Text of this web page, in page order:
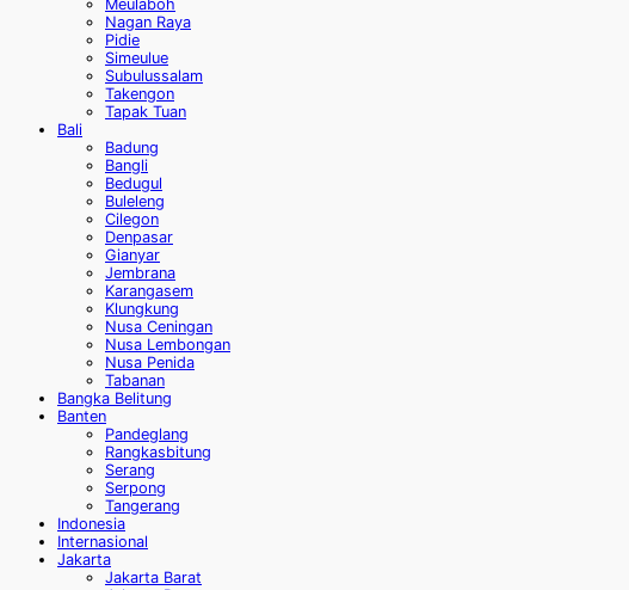
Meulaboh
Nagan Raya
Pidie
Simeulue
Subulussalam
Takengon
Tapak Tuan
Bali
Badung
Bangli
Bedugul
Buleleng
Cilegon
Denpasar
Gianyar
Jembrana
Karangasem
Klungkung
Nusa Ceningan
Nusa Lembongan
Nusa Penida
Tabanan
Bangka Belitung
Banten
Pandeglang
Rangkasbitung
Serang
Serpong
Tangerang
Indonesia
Internasional
Jakarta
Jakarta Barat